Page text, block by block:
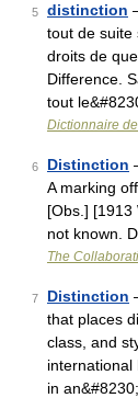
5 distinction
tout de suite
droits de
Difference.
tout
Dictionnaire
6 Distinction
A marking
[Obs.] [1913
not known.
The
7 Distinction
that places
class, and
international
in